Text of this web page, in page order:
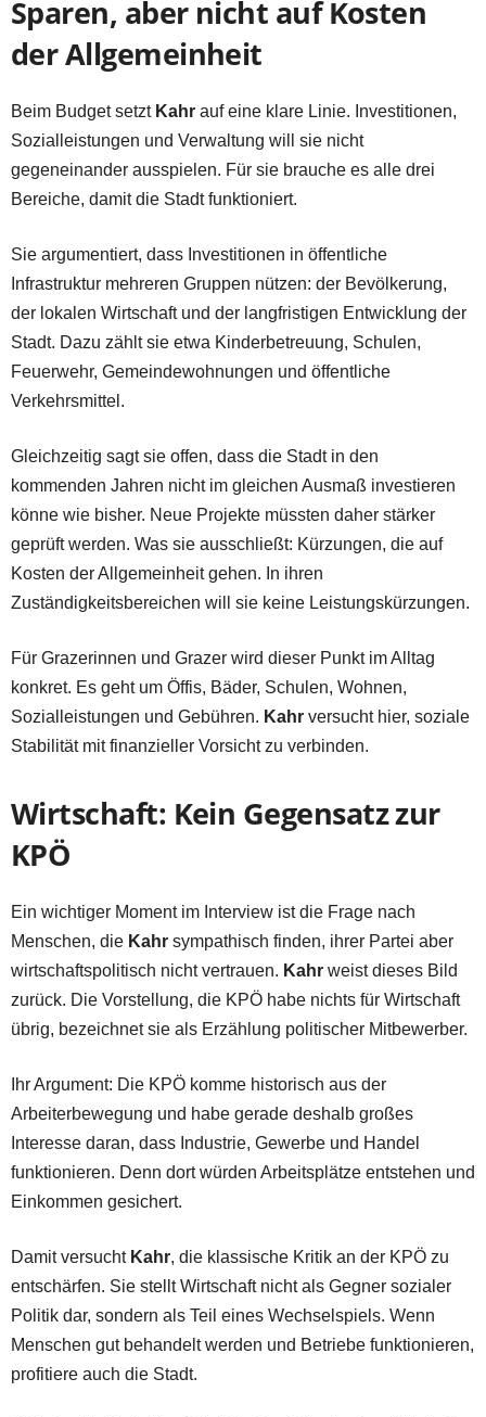
Sparen, aber nicht auf Kosten
der Allgemeinheit
Beim Budget setzt Kahr auf eine klare Linie. Investitionen,
Sozialleistungen und Verwaltung will sie nicht
gegeneinander ausspielen. Für sie brauche es alle drei
Bereiche, damit die Stadt funktioniert.
Sie argumentiert, dass Investitionen in öffentliche
Infrastruktur mehreren Gruppen nützen: der Bevölkerung,
der lokalen Wirtschaft und der langfristigen Entwicklung der
Stadt. Dazu zählt sie etwa Kinderbetreuung, Schulen,
Feuerwehr, Gemeindewohnungen und öffentliche
Verkehrsmittel.
Gleichzeitig sagt sie offen, dass die Stadt in den
kommenden Jahren nicht im gleichen Ausmaß investieren
könne wie bisher. Neue Projekte müssten daher stärker
geprüft werden. Was sie ausschließt: Kürzungen, die auf
Kosten der Allgemeinheit gehen. In ihren
Zuständigkeitsbereichen will sie keine Leistungskürzungen.
Für Grazerinnen und Grazer wird dieser Punkt im Alltag
konkret. Es geht um Öffis, Bäder, Schulen, Wohnen,
Sozialleistungen und Gebühren. Kahr versucht hier, soziale
Stabilität mit finanzieller Vorsicht zu verbinden.
Wirtschaft: Kein Gegensatz zur
KPÖ
Ein wichtiger Moment im Interview ist die Frage nach
Menschen, die Kahr sympathisch finden, ihrer Partei aber
wirtschaftspolitisch nicht vertrauen. Kahr weist dieses Bild
zurück. Die Vorstellung, die KPÖ habe nichts für Wirtschaft
übrig, bezeichnet sie als Erzählung politischer Mitbewerber.
Ihr Argument: Die KPÖ komme historisch aus der
Arbeiterbewegung und habe gerade deshalb großes
Interesse daran, dass Industrie, Gewerbe und Handel
funktionieren. Denn dort würden Arbeitsplätze entstehen und
Einkommen gesichert.
Damit versucht Kahr, die klassische Kritik an der KPÖ zu
entschärfen. Sie stellt Wirtschaft nicht als Gegner sozialer
Politik dar, sondern als Teil eines Wechselspiels. Wenn
Menschen gut behandelt werden und Betriebe funktionieren,
profitiere auch die Stadt.